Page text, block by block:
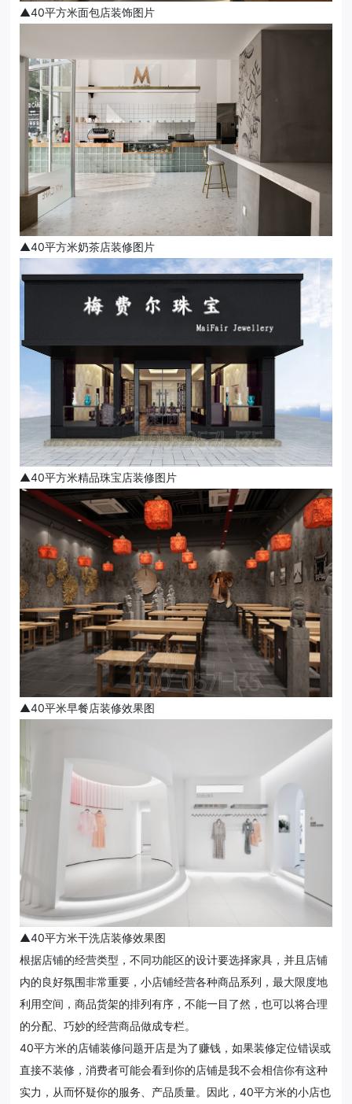
▲40平方米面包店装饰图片
▲40平方米奶茶店装修图片
▲40平方米精品珠宝店装修图片
▲40平米早餐店装修效果图
▲40平方米干洗店装修效果图
根据店铺的经营类型，不同功能区的设计要选择家具，并且店铺
内的良好氛围非常重要，小店铺经营各种商品系列，最大限度地
利用空间，商品货架的排列有序，不能一目了然，也可以将合理
的分配、巧妙的经营商品做成专栏。
40平方米的店铺装修问题开店是为了赚钱，如果装修定位错误或
直接不装修，消费者可能会看到你的店铺是我不会相信你有这种
实力，从而怀疑你的服务、产品质量。因此，40平方米的小店也